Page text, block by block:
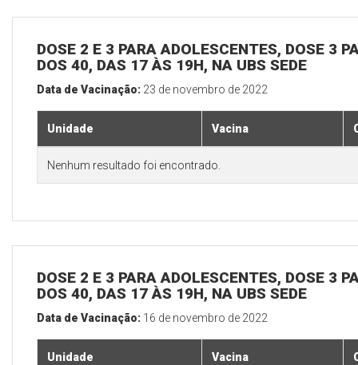
DOSE 2 E 3 PARA ADOLESCENTES, DOSE 3
DOS 40, DAS 17 ÀS 19H, NA UBS SEDE
Data de Vacinação: 23 de novembro de 2022
Unidade Vacina
Nenhum resultado foi encontrado.
DOSE 2 E 3 PARA ADOLESCENTES, DOSE 3
DOS 40, DAS 17 ÀS 19H, NA UBS SEDE
Data de Vacinação: 16 de novembro de 2022
Unidade Vacina